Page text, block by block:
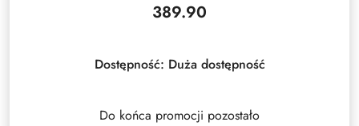
Cena:
389.90
Dostępność: Duża dostępność
Do końca promocji pozostało